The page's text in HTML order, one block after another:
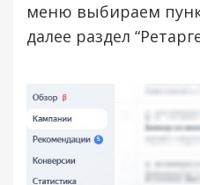
меню выбираем
далее раздел